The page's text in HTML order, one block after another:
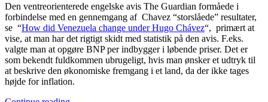
Den ventreorienterede engelske avis The Guardian formåede i
forbindelse med en gennemgang af Chavez “storslåede” resultater,
se “How did Venezuela change under Hugo Chávez“, primært at
vise, at man har det rigtigt skidt med statistik på den avis. F.eks.
valgte man at opgøre BNP per indbygger i løbende priser. Det er
som bekendt fuldkommen ubrugeligt, hvis man ønsker et udtryk til
at beskrive den økonomiske fremgang i et land, da der ikke tages
højde for inflation.